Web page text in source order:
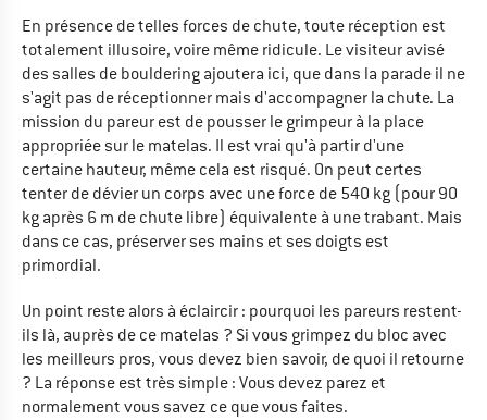
En présence de telles forces de chute, toute réception est
totalement illusoire, voire même ridicule. Le visiteur avisé
des salles de bouldering ajoutera ici, que dans la parade il ne
s'agit pas de réceptionner mais d'accompagner la chute. La
mission du pareur est de pousser le grimpeur à la place
appropriée sur le matelas. Il est vrai qu'à partir d'une
certaine hauteur, même cela est risqué. On peut certes
tenter de dévier un corps avec une force de 540 kg (pour 90
kg après 6 m de chute libre) équivalente à une trabant. Mais
dans ce cas, préserver ses mains et ses doigts est
primordial.
Un point reste alors à éclaircir : pourquoi les pareurs restent-
ils là, auprès de ce matelas ? Si vous grimpez du bloc avec
les meilleurs pros, vous devez bien savoir, de quoi il retourne
? La réponse est très simple : Vous devez parez et
normalement vous savez ce que vous faites.